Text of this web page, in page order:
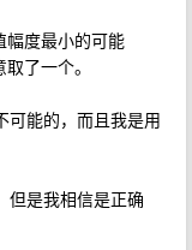
幅度最小的可能
了一个。
可能的，而且我是用
但是我相信是正确